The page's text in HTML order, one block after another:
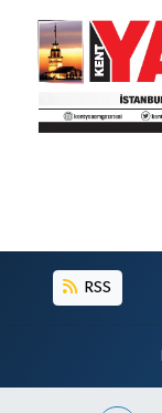
RSS